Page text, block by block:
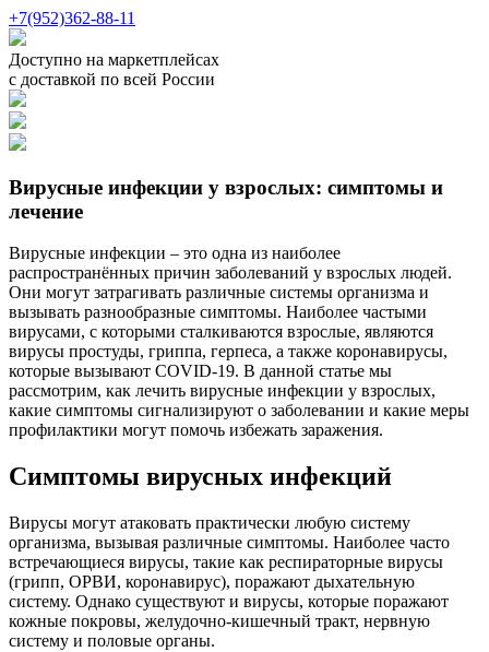
+7(952)362-88-11
Доступно на маркетплейсах
с доставкой по всей России
Вирусные инфекции у взрослых: симптомы и
лечение
Вирусные инфекции – это одна из наиболее
распространённых причин заболеваний у взрослых людей.
Они могут затрагивать различные системы организма и
вызывать разнообразные симптомы. Наиболее частыми
вирусами, с которыми сталкиваются взрослые, являются
вирусы простуды, гриппа, герпеса, а также коронавирусы,
которые вызывают COVID-19. В данной статье мы
рассмотрим, как лечить вирусные инфекции у взрослых,
какие симптомы сигнализируют о заболевании и какие меры
профилактики могут помочь избежать заражения.
Симптомы вирусных инфекций
Вирусы могут атаковать практически любую систему
организма, вызывая различные симптомы. Наиболее часто
встречающиеся вирусы, такие как респираторные вирусы
(грипп, ОРВИ, коронавирус), поражают дыхательную
систему. Однако существуют и вирусы, которые поражают
кожные покровы, желудочно-кишечный тракт, нервную
систему и половые органы.